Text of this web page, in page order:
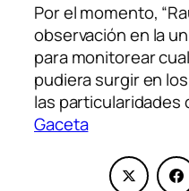
Por el momento,
observación en la
para monitorear
pudiera surgir en
las particularidades
Gaceta